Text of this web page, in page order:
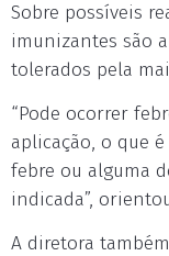
Sobre possíveis
imunizantes são
tolerados pela
“Pode ocorrer
aplicação, o que
febre ou alguma
indicada”,
A diretora